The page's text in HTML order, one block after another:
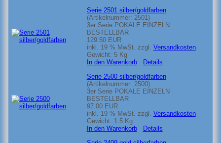
Serie 2501 silber/goldfarben
(Artikelnummer: 2501)
3er Serie POKALE EINZELN
BESTELLBAR
129.50 EUR
inkl. 19 % MwSt. zzgl. Versandkosten
Gewicht: 5 Kg
In den Warenkorb
Details
Serie 2500 silber/goldfarben
(Artikelnummer: 2500)
3er Serie POKALE EINZELN
BESTELLBAR
97.00 EUR
inkl. 19 % MwSt. zzgl. Versandkosten
Gewicht: 1.5 Kg
In den Warenkorb
Details